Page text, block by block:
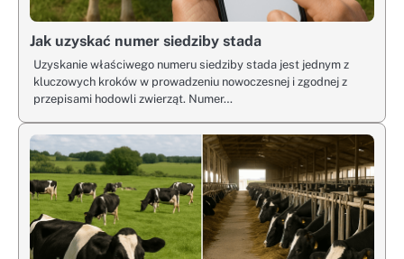
Jak uzyskać numer siedziby stada
Uzyskanie właściwego numeru siedziby stada jest jednym z
kluczowych kroków w prowadzeniu nowoczesnej i zgodnej z
przepisami hodowli zwierząt. Numer…